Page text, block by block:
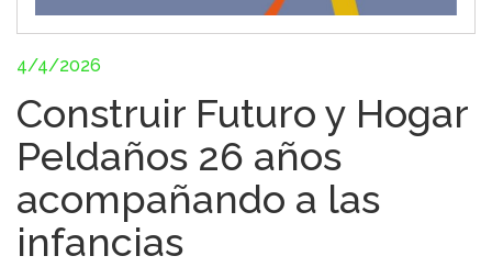
4/4/2026
Construir Futuro y Hogar
Peldaños 26 años
acompañando a las
infancias